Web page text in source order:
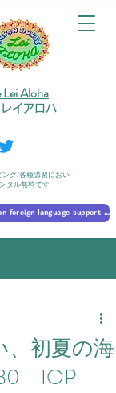
Aloha
イアロハ
ング/各種講習におい
タル無料です
Click here for detailed information on foreign language support 外国語対応の詳細に​ついて
、初夏の海
IOP